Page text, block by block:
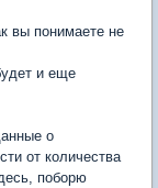
вы понимаете не
и еще
о
от количества
поборю